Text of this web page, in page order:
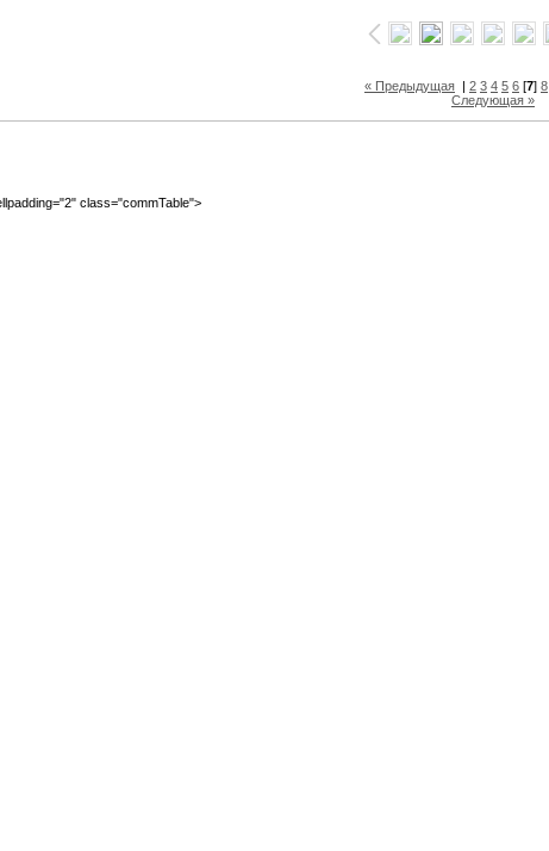
« Предыдущая | 2 3 4 5 6 [7] 8
Следующая »
class="commTable">